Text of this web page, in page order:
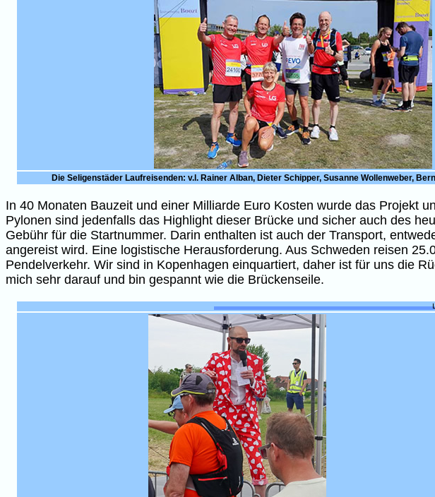
Die Seligenstäder Laufreisenden: v.l. Rainer Alban, Dieter Schipper, Susanne Wollenweber,
In 40 Monaten Bauzeit und einer Milliarde Euro Kosten wurde das Projekt
Pylonen sind jedenfalls das Highlight dieser Brücke und sicher auch des
Gebühr für die Startnummer. Darin enthalten ist auch der Transport,
angereist wird. Eine logistische Herausforderung. Aus Schweden reisen
Pendelverkehr. Wir sind in Kopenhagen einquartiert, daher ist für uns die
mich sehr darauf und bin gespannt wie die Brückenseile.